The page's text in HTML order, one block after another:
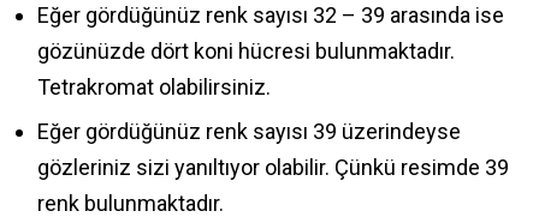
Eğer gördüğünüz renk sayısı 32 – 39 arasında ise
gözünüzde dört koni hücresi bulunmaktadır.
Tetrakromat olabilirsiniz.
Eğer gördüğünüz renk sayısı 39 üzerindeyse
gözleriniz sizi yanıltıyor olabilir. Çünkü resimde 39
renk bulunmaktadır.